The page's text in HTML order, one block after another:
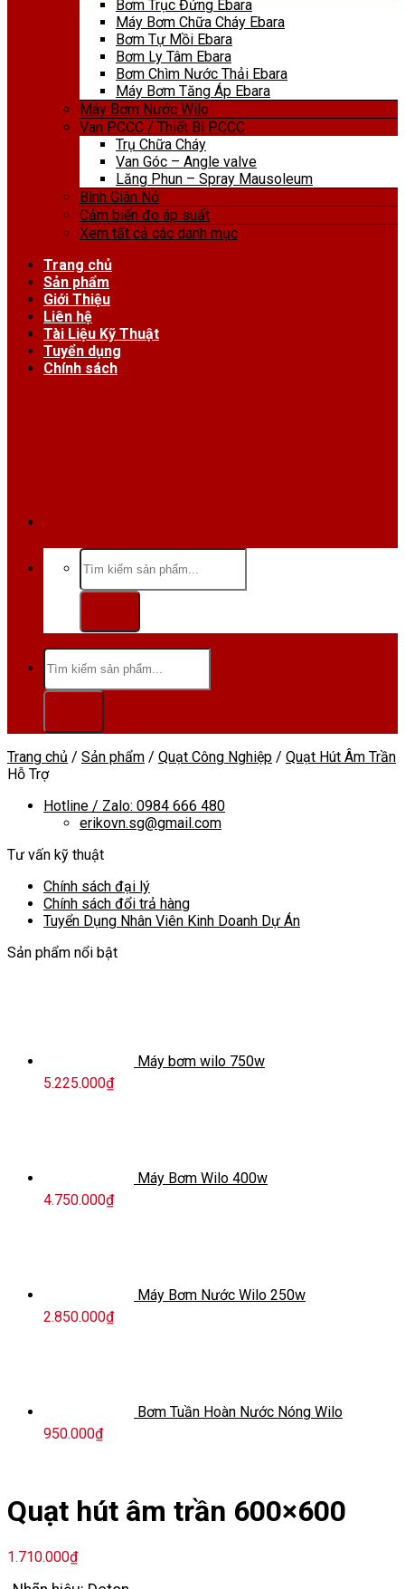
Bơm Trục Đứng Ebara
Máy Bơm Chữa Cháy Ebara
Bơm Tự Mồi Ebara
Bơm Ly Tâm Ebara
Bơm Chìm Nước Thải Ebara
Máy Bơm Tăng Áp Ebara
Máy Bơm Nước Wilo
Van PCCC / Thiết Bị PCCC
Trụ Chữa Cháy
Van Góc – Angle valve
Lăng Phun – Spray Mausoleum
Bình Giãn Nở
Cảm biến đo áp suất
Xem tất cả các danh mục
Trang chủ
Sản phẩm
Giới Thiệu
Liên hệ
Tài Liệu Kỹ Thuật
Tuyển dụng
Chính sách
Tìm
kiếm:
Tìm
kiếm:
Trang chủ / Sản phẩm / Quạt Công Nghiệp / Quạt Hút Âm Trần
Hỗ Trợ
Hotline / Zalo: 0984 666 480
erikovn.sg@gmail.com
Tư vấn kỹ thuật
Chính sách đại lý
Chính sách đổi trả hàng
Tuyển Dụng Nhân Viên Kinh Doanh Dự Án
Sản phẩm nổi bật
Máy bơm wilo 750w
5.225.000₫
Máy Bơm Wilo 400w
4.750.000₫
Máy Bơm Nước Wilo 250w
2.850.000₫
Bơm Tuần Hoàn Nước Nóng Wilo
950.000₫
Quạt hút âm trần 600×600
1.710.000₫